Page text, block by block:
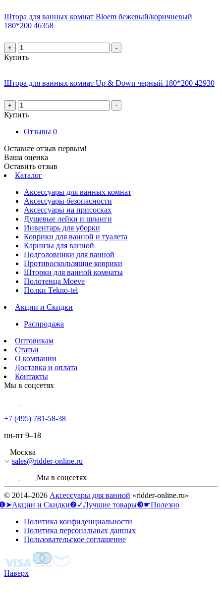
Штора для ванных комнат Bloem бежевый/коричневый
180*200 46358
+ -
Купить
Штора для ванных комнат Up & Down черный 180*200 42930
+ -
Купить
Отзывы 0
Оставьте отзыв первым!
Ваша оценка
Оставить отзыв
Каталог
Аксессуары для ванных комнат
Аксессуары безопасности
Аксессуары на присосках
Душевые лейки и шланги
Инвентарь для уборки
Коврики для ванной и туалета
Карнизы для ванной
Подголовники для ванной
Противоскользящие коврики
Шторки для ванной комнаты
Полотенца Moeve
Полки Tekno-tel
Акции и Скидки
Распродажа
Оптовикам
Статьи
О компании
Доставка и оплата
Контакты
Мы в соцсетях
+7 (495) 781-58-38
пн-пт 9–18
Москва
sales@ridder-online.ru
Мы в соцсетях
© 2014–2026 Аксессуары для ванной «ridder-online.ru»
и Скидки❷✓Лучшие товары❸☛Полезно
Политика конфиденциальности
Политика персональных данных
Пользовательское соглашение
Наверх